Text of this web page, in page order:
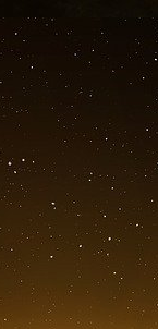
à vue de
sans
! - le
en qui j’ai
tombé
».
et bonne
couche…
pénal,
ce
de la